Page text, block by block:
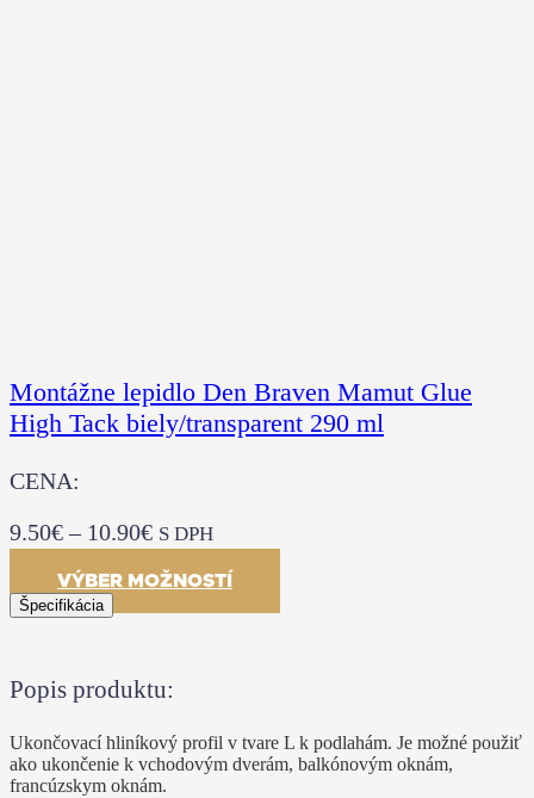
Montážne lepidlo Den Braven Mamut Glue
High Tack biely/transparent 290 ml
CENA:
9.50€– 10.90€ S DPH
VÝBER MOŽNOSTÍ
Špecifikácia
Popis produktu:
Ukončovací hliníkový profil v tvare L k podlahám. Je možné použiť
ako ukončenie k vchodovým dverám, balkónovým oknám,
francúzskym oknám.